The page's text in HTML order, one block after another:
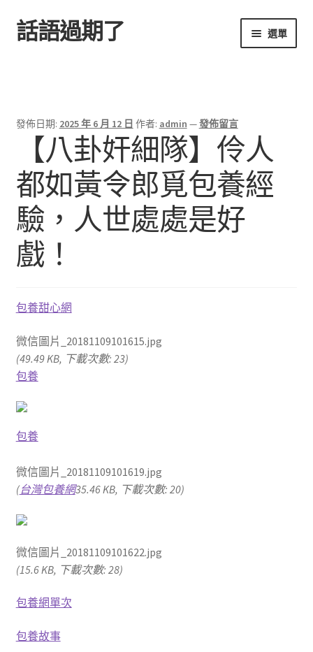
跳
至
跳
至
話語過期了 選單
發佈日期: 2025 年 6 月 12 日 作者: admin —發佈留言
【八卦奸細隊】伶人
都如黃令郎覓包養經
驗，人世處處是好
戲！
包養甜心網
微信圖片_20181109101615.jpg
(49.49 KB, 下載次數: 23)
包養
包養
微信圖片_20181109101619.jpg
(台灣包養網35.46 KB, 下載次數: 20)
微信圖片_20181109101622.jpg
(15.6 KB, 下載次數: 28)
包養網單次
包養故事